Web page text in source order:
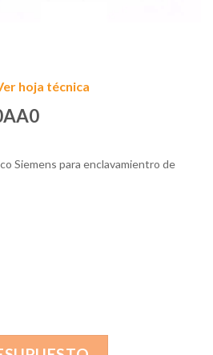
hoja técnica
Siemens para enclavamientro de